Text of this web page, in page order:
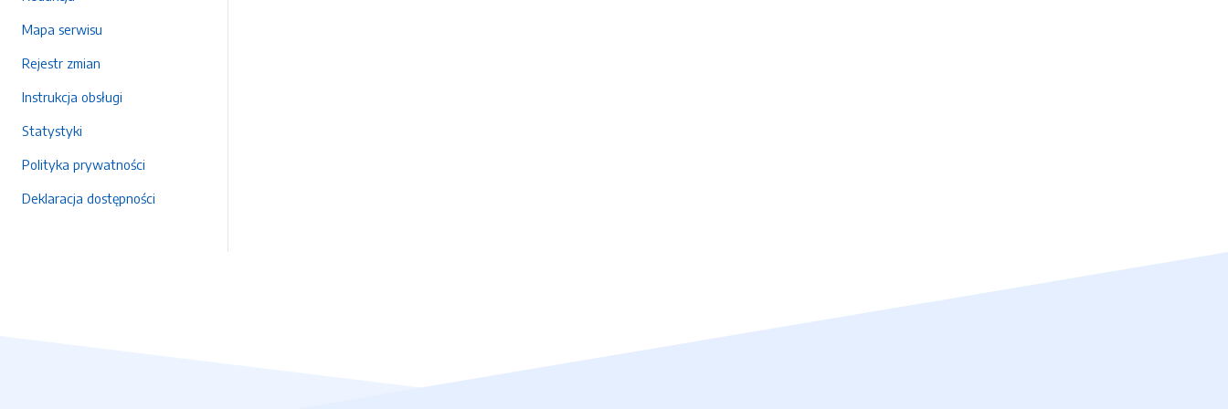
Mapa serwisu
Rejestr zmian
Instrukcja obsługi
Statystyki
Polityka prywatności
Deklaracja dostępności